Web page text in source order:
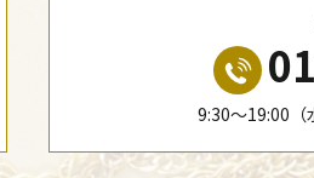
9:30〜19:00（